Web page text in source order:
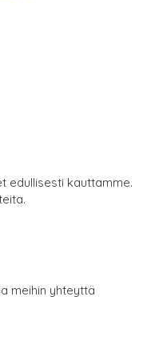
edullisesti kauttamme.
meihin yhteyttä